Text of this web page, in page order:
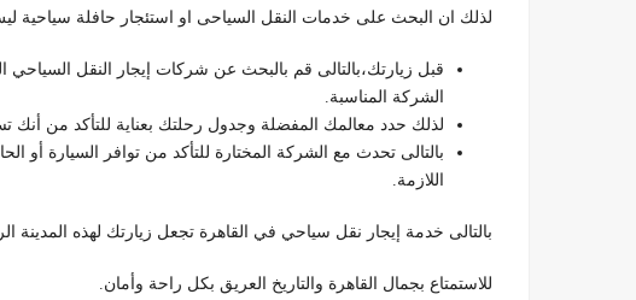
لذلك ان البحث على خدمات النقل السياحى او استئجار حافلة سياحية
قبل زيارتك،بالتالى قم بالبحث عن شركات إيجار النقل السياحي
الشركة المناسبة.
لذلك حدد معالمك المفضلة وجدول رحلتك بعناية للتأكد من أنك
بالتالى تحدث مع الشركة المختارة للتأكد من توافر السيارة أو
اللازمة.
بالتالى خدمة إيجار نقل سياحي في القاهرة تجعل زيارتك لهذه المدينة
للاستمتاع بجمال القاهرة والتاريخ العريق بكل راحة وأمان.